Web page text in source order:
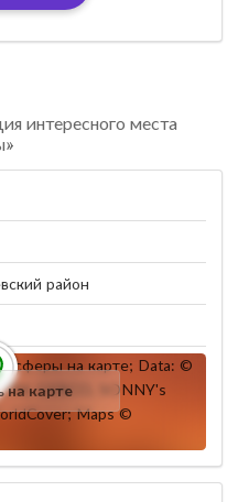
интересного места
район
на карте